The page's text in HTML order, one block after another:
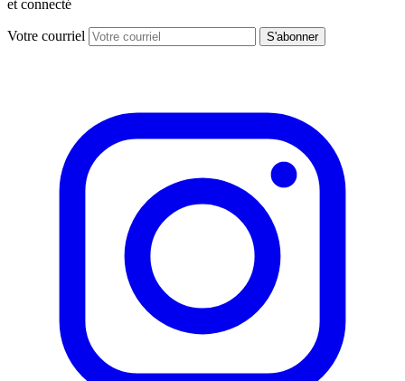
et connecté
Votre courriel S'abonner